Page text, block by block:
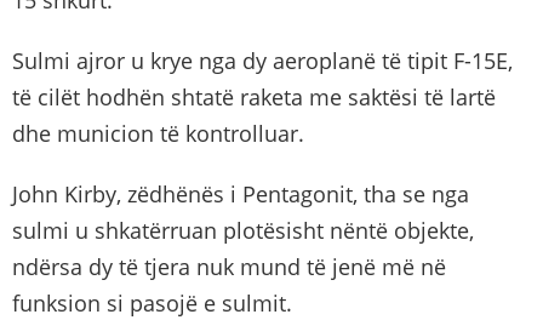
Sulmi ajror u krye nga dy aeroplanë të tipit F-15E,
të cilët hodhën shtatë raketa me saktësi të lartë
dhe municion të kontrolluar.
John Kirby, zëdhënës i Pentagonit, tha se nga
sulmi u shkatërruan plotësisht nëntë objekte,
ndërsa dy të tjera nuk mund të jenë më në
funksion si pasojë e sulmit.